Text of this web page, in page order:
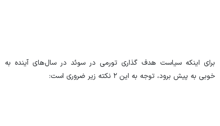
برای اینکه سیاست هدف گذاری تورمی در سوئد در سال‌های آینده به
خوبی به پیش برود، توجه به این ۲ نکته زیر ضروری است: